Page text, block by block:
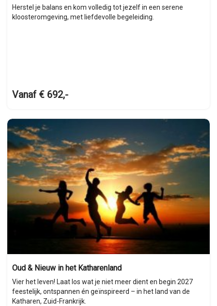
Herstel je balans en kom volledig tot jezelf in een serene
kloosteromgeving, met liefdevolle begeleiding.
Vanaf € 692,-
Oud & Nieuw in het Katharenland
Vier het leven! Laat los wat je niet meer dient en begin 2027
feestelijk, ontspannen én geïnspireerd – in het land van de
Katharen, Zuid-Frankrijk.